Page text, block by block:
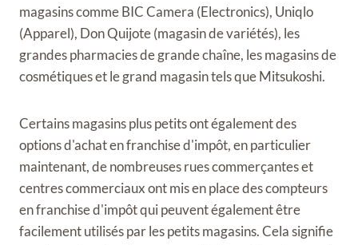
magasins comme BIC Camera (Electronics), Uniqlo
(Apparel), Don Quijote (magasin de variétés), les
grandes pharmacies de grande chaîne, les magasins de
cosmétiques et le grand magasin tels que Mitsukoshi.
Certains magasins plus petits ont également des
options d'achat en franchise d'impôt, en particulier
maintenant, de nombreuses rues commerçantes et
centres commerciaux ont mis en place des compteurs
en franchise d'impôt qui peuvent également être
facilement utilisés par les petits magasins. Cela signifie